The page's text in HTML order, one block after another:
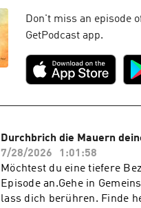
YouTube Channel: https://
Don't miss an episode
GetPodcast app.
Durchbrich die Mauern
7/28/2026
1:01:58
Möchtest du eine tiefere
Episode an.Gehe in
lass dich berühren. Finde